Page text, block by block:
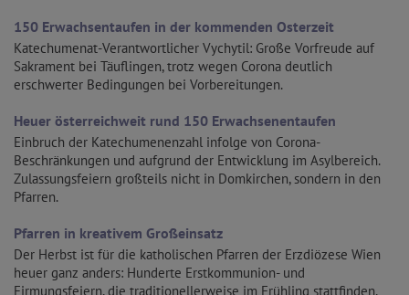
150 Erwachsentaufen in der kommenden Osterzeit
Katechumenat-Verantwortlicher Vychytil: Große Vorfreude auf
Sakrament bei Täuflingen, trotz wegen Corona deutlich
erschwerter Bedingungen bei Vorbereitungen.
Heuer österreichweit rund 150 Erwachsenentaufen
Einbruch der Katechumenenzahl infolge von Corona-
Beschränkungen und aufgrund der Entwicklung im Asylbereich.
Zulassungsfeiern großteils nicht in Domkirchen, sondern in den
Pfarren.
Pfarren in kreativem Großeinsatz
Der Herbst ist für die katholischen Pfarren der Erzdiözese Wien
heuer ganz anders: Hunderte Erstkommunion- und
Firmungsfeiern, die traditionellerweise im Frühling stattfinden,